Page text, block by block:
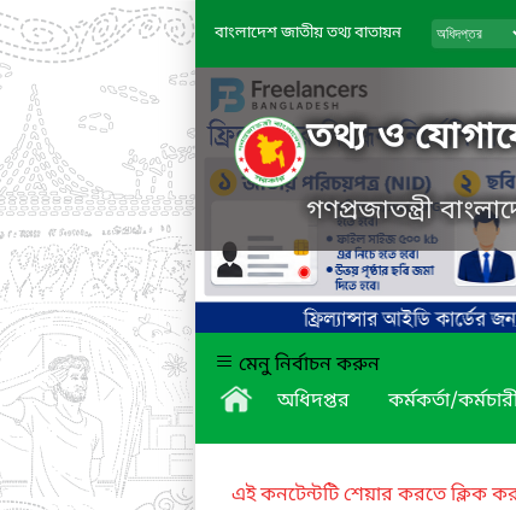
বাংলাদেশ জাতীয় তথ্য বাতায়ন
তথ্য ও
গণপ্রজাতন্ত্রী
মেনু নির্বাচন করুন
অধিদপ্তর
কর্মকর্তা/
এই কনটেন্টটি শেয়ার করতে ক্লিক